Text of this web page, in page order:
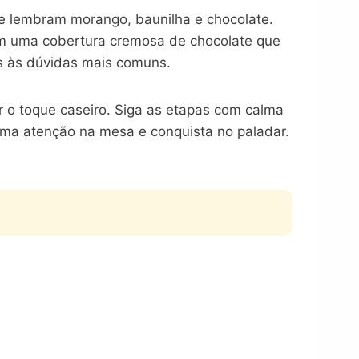
morango, baunilha e chocolate.
uma cobertura cremosa de chocolate que
às dúvidas mais comuns.
toque caseiro. Siga as etapas com calma
atenção na mesa e conquista no paladar.